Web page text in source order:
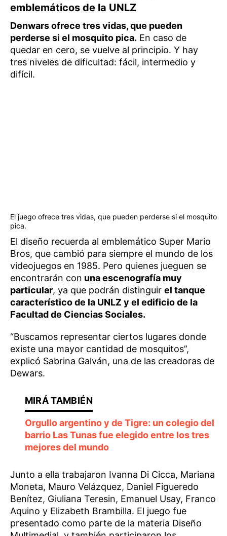
emblemáticos de la UNLZ
Denwars ofrece tres vidas, que pueden
perderse si el mosquito pica. En caso de
quedar en cero, se vuelve al principio. Y hay
tres niveles de dificultad: fácil, intermedio y
difícil.
El juego ofrece tres vidas, que pueden perderse si el mosquito
pica.
El diseño recuerda al emblemático Super Mario
Bros, que cambió para siempre el mundo de los
videojuegos en 1985. Pero quienes jueguen se
encontrarán con una escenografía muy
particular, ya que podrán distinguir el tanque
característico de la UNLZ y el edificio de la
Facultad de Ciencias Sociales.
“Buscamos representar ciertos lugares donde
existe una mayor cantidad de mosquitos”,
explicó Sabrina Galván, una de las creadoras de
Dewars.
Orgullo argentino y de Tigre: un colegio del
barrio Las Tunas fue elegido entre los tres
mejores del mundo
Junto a ella trabajaron Ivanna Di Cicca, Mariana
Moneta, Mauro Velázquez, Daniel Figueredo
Benítez, Giuliana Teresin, Emanuel Usay, Franco
Aquino y Elizabeth Brambilla. El juego fue
presentado como parte de la materia Diseño